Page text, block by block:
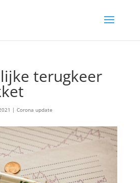
terugkeer
| Corona update